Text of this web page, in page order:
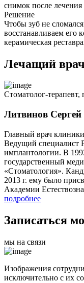
снимок после лечения
Решение
Чтобы зуб не
восстанавливаем его
керамическая
Лечащий врач
Стоматолог-терапевт,
Литвинов
Главный врач
Ведущий специалист
имплантологии. В
государственный
«Стоматология».
2013 г. ему было
Академии
подробнее
Записаться
мы на связи
Изображения
исключительно с их